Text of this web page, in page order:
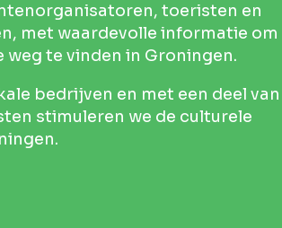
toeristen en
met waardevolle informatie om
weg te vinden in Groningen.
bedrijven en met een deel van
stimuleren we de culturele